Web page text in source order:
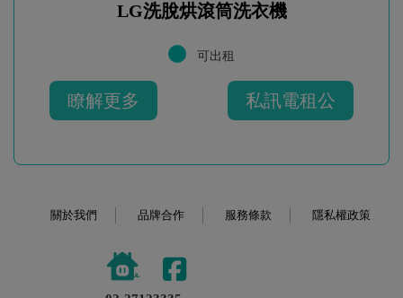
LG洗脫烘滾筒洗衣機
可出租
瞭解更多 私訊電租公
關於我們 品牌合作 服務條款 隱私權政策